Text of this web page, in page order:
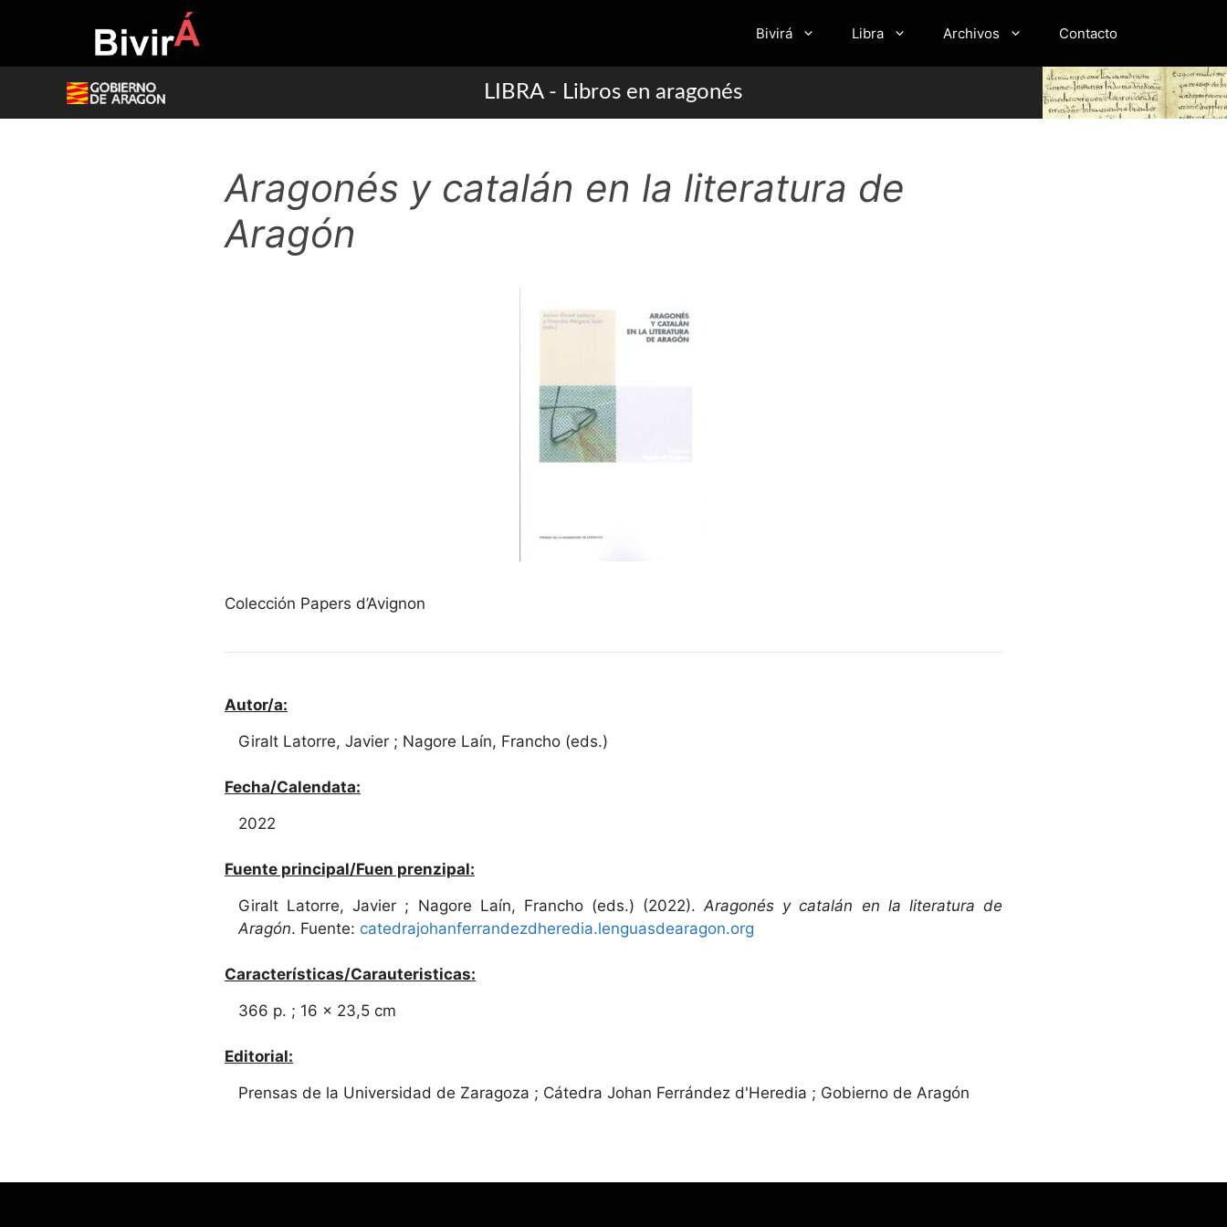
Bivirá Libra Archivos Contacto
LIBRA - Libros en aragonés
Aragonés y catalán en la literatura de
Aragón
Colección Papers d’Avignon
Autor/a:
Giralt Latorre, Javier ; Nagore Laín, Francho (eds.)
Fecha/Calendata:
2022
Fuente principal/Fuen prenzipal:
Giralt Latorre, Javier ; Nagore Laín, Francho (eds.) (2022).Aragonés y catalán en la literatura de
Aragón. Fuente: catedrajohanferrandezdheredia.lenguasdearagon.org
Características/Carauteristicas:
366 p. ; 16 x 23,5 cm
Editorial:
Prensas de la Universidad de Zaragoza ; Cátedra Johan Ferrández d'Heredia ; Gobierno de Aragón